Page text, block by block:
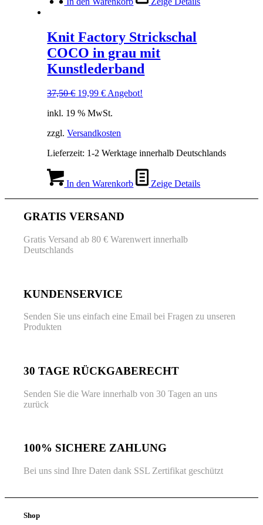
Knit Factory Strickschal
COCO in grau mit
Kunstlederband
37,50€ Ursprünglicher
war:
19,99€Aktueller
ist:
Angebot!
inkl. 19 % MwSt.
zzgl.Versandkosten
Lieferzeit: 1-2 Werktage innerhalb Deutschlands
In den Warenkorb Zeige Details
GRATIS VERSAND
Gratis Versand ab 80 € Warenwert innerhalb
Deutschlands
KUNDENSERVICE
Senden Sie uns einfach eine Email bei Fragen zu unseren
Produkten
30 TAGE RÜCKGABERECHT
Senden Sie die Ware innerhalb von 30 Tagen an uns
zurück
100% SICHERE ZAHLUNG
Bei uns sind Ihre Daten dank SSL Zertifikat geschützt
Shop